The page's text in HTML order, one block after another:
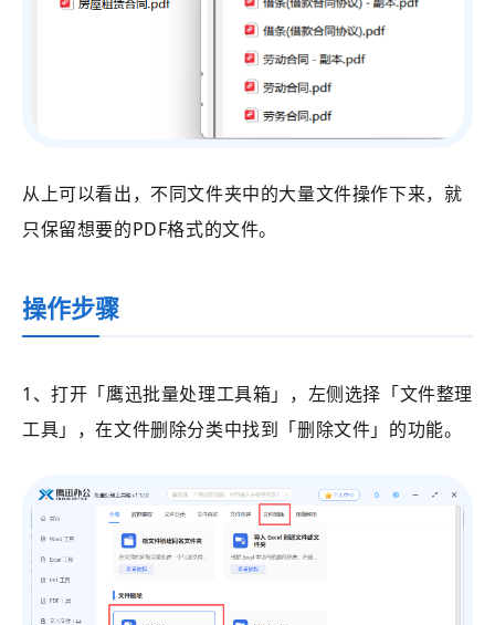
从上可以看出，不同文件夹中的大量文件操作下来，就
只保留想要的PDF格式的文件。
操作步骤
1、打开 「鹰迅批量处理工具箱」 ，左侧选择 「文件整理
工具」 ，在文件删除分类中找到 「删除文件」的功能。